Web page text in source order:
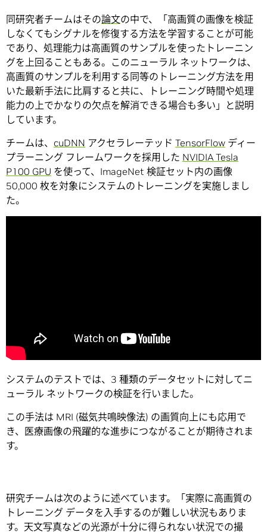
同研究者チームはその論文の中で、「高画質の画像を検証
しなくてもシグナルを修復する方法を学習することが可能
であり、処理能力は高画質のサンプルを使ったトレーニン
グを上回ることもある。このニューラル ネットワークは、
高画質のサンプルを利用する同等のトレーニング方法を用
いた最新手法に比肩すると共に、トレーニング時間や処理
能力の上でかなりの欠点を解消できる場合も多い」と説明
しています。
チームは、 cuDNN アクセラレーテッド TensorFlow ディー
プラーニング フレームワークを採用した NVIDIA Tesla
P100 GPU を使って、ImageNet 検証セット内の画像
50,000 枚を対象にシステムのトレーニングを実施しまし
た。
システムのテストでは、3 種類のデータセットに対してニ
ューラル ネットワークの検証を行いました。
この手法は MRI (磁気共鳴映像法) の画質向上にも応用で
き、医療画像の飛躍的な進歩につながることが期待されま
す。
研究チームは次のように述べています。「実際に高画質の
トレーニング データを入手するのが難しい状況もありま
す。天文写真などの光源が十分に得られない状況での撮